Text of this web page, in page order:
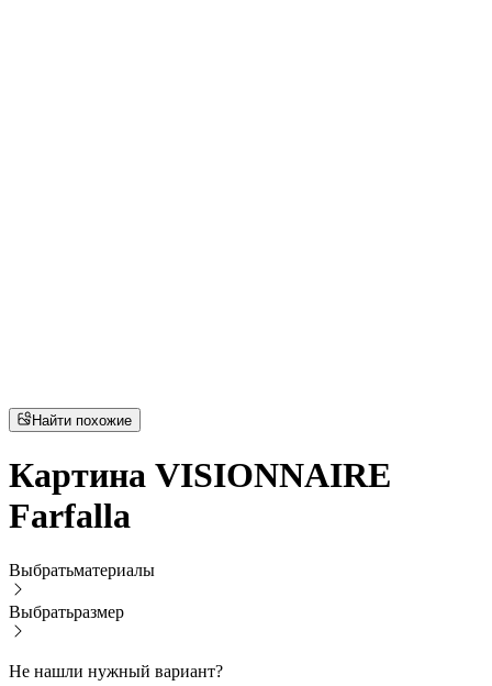
Найти похожие
Картина VISIONNAIRE
Farfalla
Выбратьматериалы
Выбратьразмер
Не нашли нужный вариант?